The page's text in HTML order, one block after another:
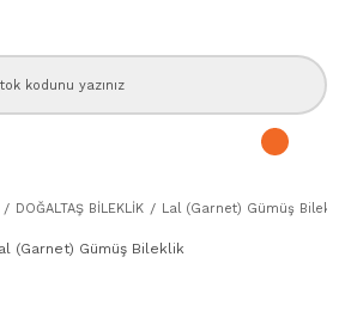
DOĞALTAŞ BİLEKLİK Lal (Garnet) Gümüş Bileklik